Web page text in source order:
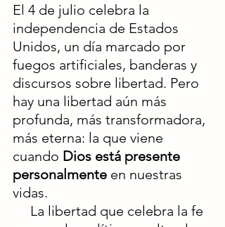
El 4 de julio celebra la
independencia de Estados
Unidos, un día marcado por
fuegos artificiales, banderas y
discursos sobre libertad. Pero
hay una libertad aún más
profunda, más transformadora,
más eterna: la que viene
cuando Dios está presente
personalmente en nuestras
vidas.